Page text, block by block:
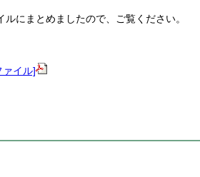
にまとめましたので、ご覧ください。
イル]